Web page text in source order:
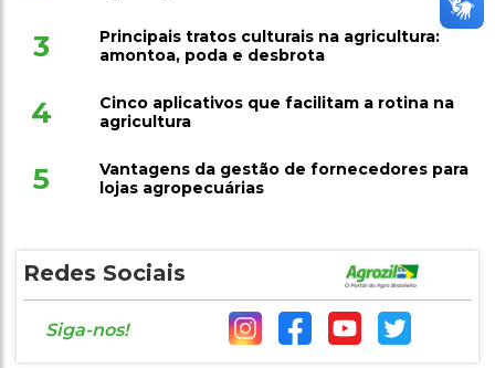
3
Principais tratos culturais na agricultura:
amontoa, poda e desbrota
4
Cinco aplicativos que facilitam a rotina na
agricultura
5
Vantagens da gestão de fornecedores para
lojas agropecuárias
Redes Sociais
Siga-nos!